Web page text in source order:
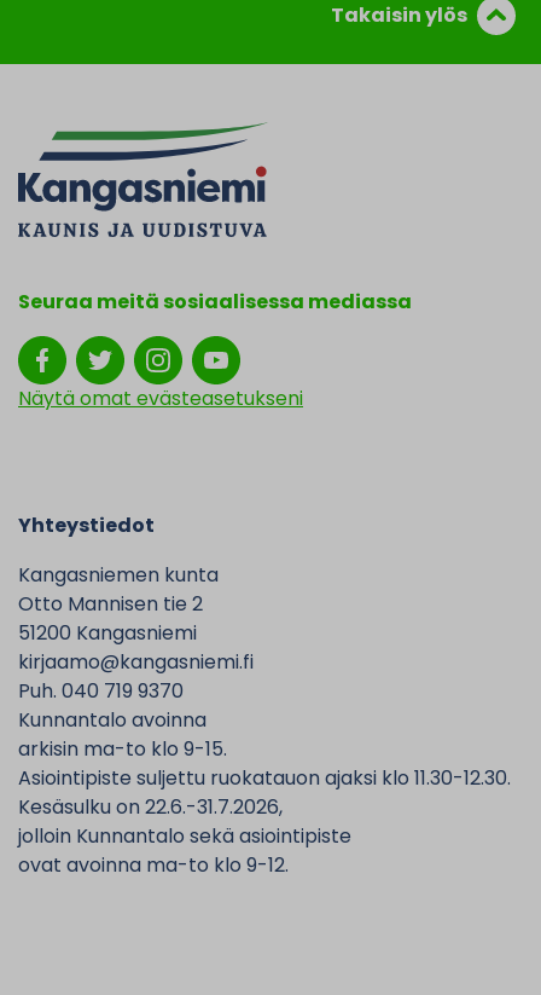
Takaisin ylös
Seuraa meitä sosiaalisessa mediassa
Näytä omat evästeasetukseni
Yhteystiedot
Kangasniemen kunta
Otto Mannisen tie 2
51200 Kangasniemi
kirjaamo@kangasniemi.fi
Puh. 040 719 9370
Kunnantalo avoinna
arkisin ma-to klo 9-15.
Asiointipiste suljettu ruokatauon ajaksi klo 11.30-12.30.
Kesäsulku on 22.6.-31.7.2026,
jolloin Kunnantalo sekä asiointipiste
ovat avoinna ma-to klo 9-12.